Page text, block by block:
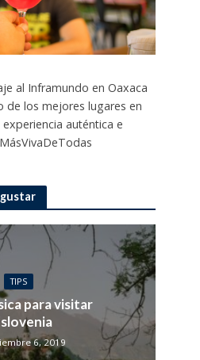
al Inframundo en Oaxaca
de los mejores lugares en
auténtica e
TIPS
para visitar
6, 2019